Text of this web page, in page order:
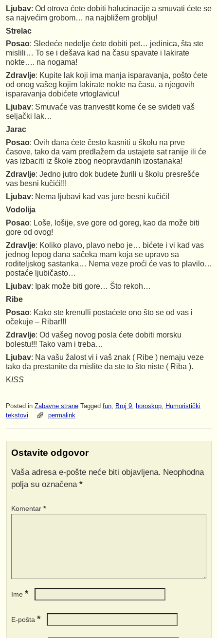
Ljubav: Od otrova ćete dobiti halucinacije a smuvati ćete se
sa najvećim grobom… na najbližem groblju!
Strelac
Posao: Sledeće nedelje ćete dobiti pet… jedinica, šta ste
mislili… To se i dešava kad na času spavate i lakirate
nokte…. na nogama!
Zdravlje: Kupite lak koji ima manja isparavanja, pošto ćete
od onog vašeg kojim lakirate nokte na času, a njegovih
isparavanja dobićete vrtoglavicu!
Ljubav: Smuvaće vas tranvestit kome će se svideti vaš
seljački lak…
Jarac
Posao: Ovih dana ćete često kasniti u školu na prve
časove, tako da vam predlažem da ustajete sat ranije ili će
vas izbaciti iz škole zbog neopravdanih izostanaka!
Zdravlje: Jedno jutro dok budete žurili u školu presrešće
vas besni kučići!!!
Ljubav: Nema ljubavi kad vas jure besni kučići!
Vodolija
Posao: Loše, lošije, sve gore od goreg, kao da može biti
gore od ovog!
Zdravlje: Koliko plavo, plavo nebo je… bićete i vi kad vas
jednog lepog dana sačeka mam koja se upravo sa
roditeljskog sastanka… Nema veze proći će vas to plavilo…
postaće ljubičasto…
Ljubav: Ipak može biti gore… Što rekoh…
Ribe
Posao: Kako ste krenulli postaćete ono što se od vas i
očekuje – Ribar!!!
Zdravlje: Od vašeg novog posla ćete dobiti morsku
bolestu!!! Tako vam i treba…
Ljubav: Na vašu žalost vi i vaš znak ( Ribe ) nemaju veze
tako da prestanite da mislite da ste to što niste ( Riba ).
KISS
Posted in Zabavne strane Tagged fun Broj 9 horoskop
Humoristički
tekstovi
permalink
Ostavite odgovor
Vaša adresa e-pošte neće biti objavljena. Neophodna
polja su označena *
Komentar *
Ime *
E-pošta *